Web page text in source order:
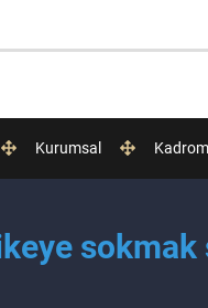
Kurumsal
sokmak